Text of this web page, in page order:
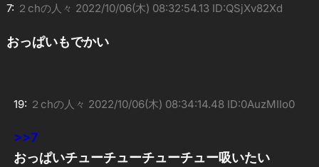
7: ２chの人々 2022/10/06(木) 08:32:54.13 ID:QSjXv82Xd
おっぱいもでかい
19: ２chの人々 2022/10/06(木) 08:34:14.48 ID:0AuzMIIo0
>>7
おっぱいチューチューチューチュー吸いたい